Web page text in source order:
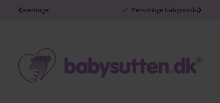
Personlige babyprodukter